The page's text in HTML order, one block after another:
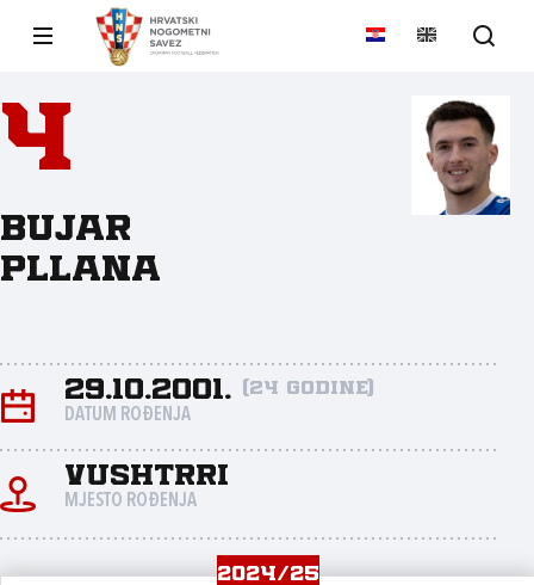
4
Bujar
Pllana
29.10.2001. (24 godine)
DATUM ROĐENJA
Vushtrri
MJESTO ROĐENJA
2024/25